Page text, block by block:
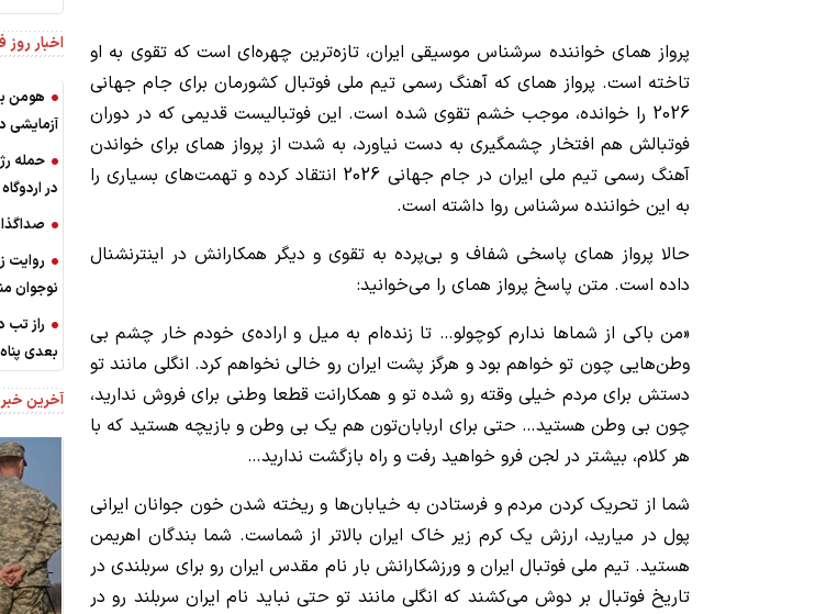
پرواز همای خواننده سرشناس موسیقی ایران، تازه‌ترین چهره‌ای است که تقوی به او
تاخته است. پرواز همای که آهنگ رسمی تیم ملی فوتبال کشورمان برای جام جهانی
2026 را خوانده، موجب خشم تقوی شده است. این فوتبالیست قدیمی که در دوران
فوتبالش هم افتخار چشمگیری به دست نیاورد، به شدت از پرواز همای برای خواندن
آهنگ رسمی تیم ملی ایران در جام جهانی 2026 انتقاد کرده و تهمت‌های بسیاری را
به این خواننده سرشناس روا داشته است.
حالا پرواز همای پاسخی شفاف و بی‌پرده به تقوی و دیگر همکارانش در اینترنشنال
داده است. متن پاسخ پرواز همای را می‌خوانید:
«من باکی از شماها ندارم کوچولو… تا زنده‌ام به میل و اراده‌ی خودم خار چشم بی
وطن‌هایی چون تو خواهم بود و هرگز پشت ایران رو خالی نخواهم کرد. انگلی مانند تو
دستش برای مردم خیلی وقته رو شده تو و همکارانت قطعا وطنی برای فروش ندارید،
چون بی وطن هستید… حتی برای اربابان‌تون هم یک بی وطن و بازیچه هستید که با
هر کلام، بیشتر در لجن فرو خواهید رفت و راه بازگشت ندارید…
شما از تحریک کردن مردم و فرستادن به خیابان‌ها و ریخته شدن خون جوانان ایرانی
پول در میارید، ارزش یک کرم زیر خاک ایران بالاتر از شماست. شما بندگان اهریمن
هستید. تیم ملی فوتبال ایران و ورزشکارانش بار نام مقدس ایران رو برای سربلندی در
تاریخ فوتبال بر دوش می‌کشند که انگلی مانند تو حتی نباید نام ایران سربلند رو در
اخبار روز
هومن
آزمایشی
حمله
در
روایت
نوجوان
راز تب
بعدی
آخرین